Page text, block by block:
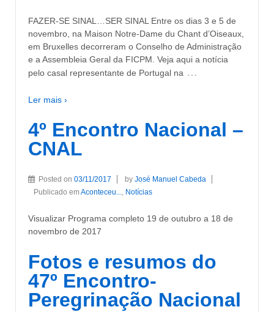
FAZER-SE SINAL…SER SINAL Entre os dias 3 e 5 de
novembro, na Maison Notre-Dame du Chant d’Oiseaux,
em Bruxelles decorreram o Conselho de Administração
e a Assembleia Geral da FICPM. Veja aqui a notícia
pelo casal representante de Portugal na …
Ler mais ›
4º Encontro Nacional –
CNAL
Posted on 03/11/2017 by José Manuel Cabeda
Publicado emAconteceu..., Notícias
Visualizar Programa completo 19 de outubro a 18 de
novembro de 2017
Fotos e resumos do
47º Encontro-
Peregrinação Nacional